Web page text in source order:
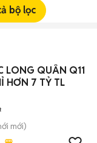
bộ lọc
LONG QUÂN Q11
4 TẦNG CHỈ HƠN 7 TỶ TL
mới)